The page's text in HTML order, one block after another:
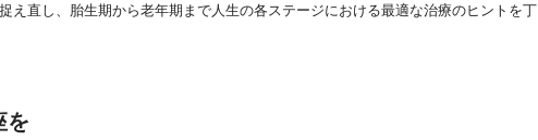
え直し、胎生期から老年期まで人生の各ステージにおける最適な治療のヒントを丁
を